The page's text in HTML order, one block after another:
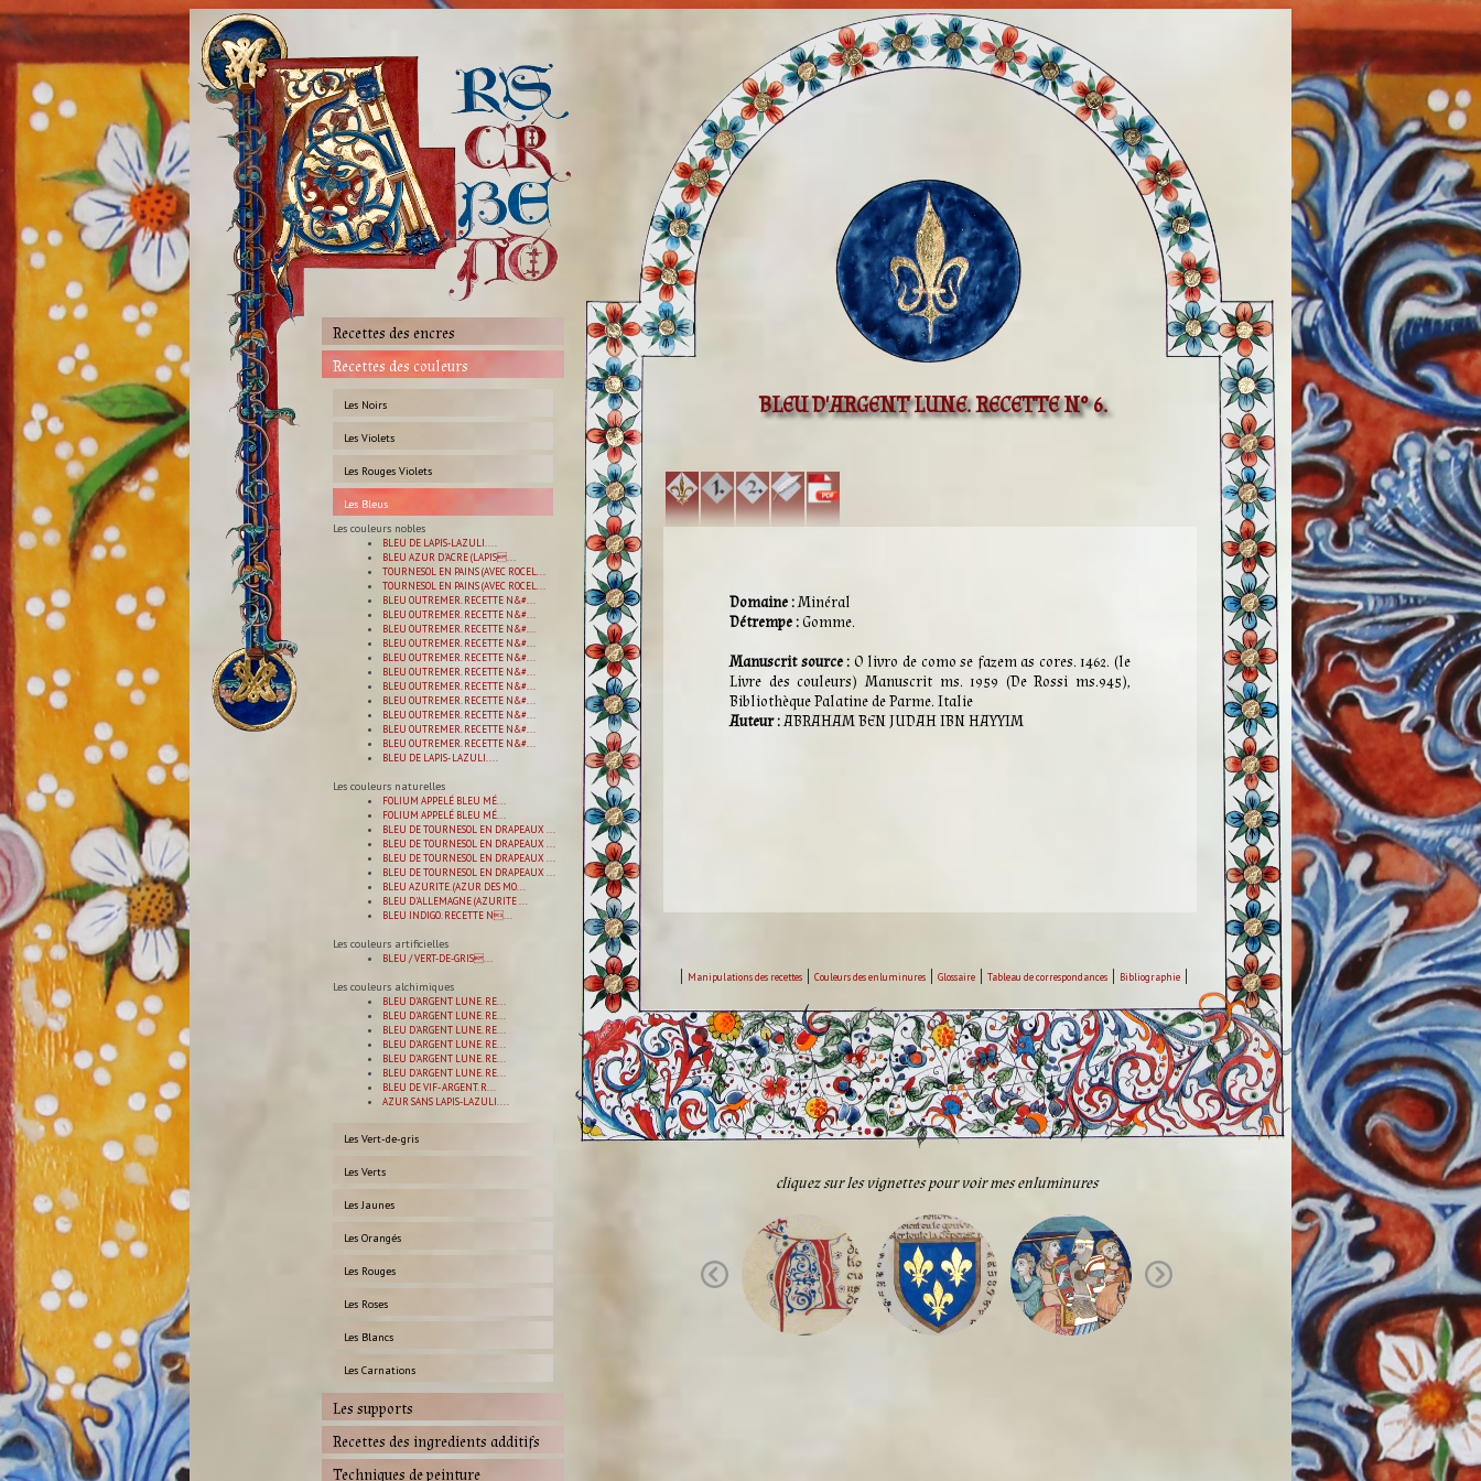
Recettes des encres
Recettes des couleurs
Les Noirs
Les Violets
Les Rouges Violets
Les Bleus
Les couleurs nobles
BLEU DE LAPIS-LAZULI. ...
BLEU AZUR D'ACRE (LAPIS...
TOURNESOL EN PAINS (AVEC ROCEL...
TOURNESOL EN PAINS (AVEC ROCEL...
BLEU OUTREMER. RECETTE N&#...
BLEU OUTREMER. RECETTE N&#...
BLEU OUTREMER. RECETTE N&#...
BLEU OUTREMER. RECETTE N&#...
BLEU OUTREMER. RECETTE N&#...
BLEU OUTREMER. RECETTE N&#...
BLEU OUTREMER. RECETTE N&#...
BLEU OUTREMER. RECETTE N&#...
BLEU OUTREMER. RECETTE N&#...
BLEU OUTREMER. RECETTE N&#...
BLEU OUTREMER. RECETTE N&#...
BLEU DE LAPIS- LAZULI....
Les couleurs naturelles
FOLIUM APPELÉ BLEU MÉ...
FOLIUM APPELÉ BLEU MÉ...
BLEU DE TOURNESOL EN DRAPEAUX ...
BLEU DE TOURNESOL EN DRAPEAUX ...
BLEU DE TOURNESOL EN DRAPEAUX ...
BLEU DE TOURNESOL EN DRAPEAUX ...
BLEU AZURITE. (AZUR DES MO...
BLEU D'ALLEMAGNE (AZURITE ...
BLEU INDIGO. RECETTE N...
Les couleurs artificielles
BLEU / VERT-DE-GRIS...
Les couleurs alchimiques
BLEU D'ARGENT LUNE. RE...
BLEU D'ARGENT LUNE. RE...
BLEU D'ARGENT LUNE. RE...
BLEU D'ARGENT LUNE. RE...
BLEU D'ARGENT LUNE. RE...
BLEU D'ARGENT LUNE. RE...
BLEU DE VIF- ARGENT. R...
AZUR SANS LAPIS-LAZULI....
Les Vert-de-gris
Les Verts
Les Jaunes
Les Orangés
Les Rouges
Les Roses
Les Blancs
Les Carnations
Les supports
Recettes des ingredients additifs
Techniques de peinture
BLEU D'ARGENT LUNE. RECETTE N° 6.
Domaine :Minéral
Détrempe :Gomme.
Manuscrit source : O livro de como se fazem as cores. 1462. (le
Livre des couleurs) Manuscrit ms. 1959 (De Rossi ms.945),
Bibliothèque Palatine de Parme. Italie
Auteur :ABRAHAM BEN JUDAH IBN HAYYIM
| Manipulations des recettes| Couleurs des enluminures| Glossaire| Tableau de correspondances| Bibliographie|
cliquez sur les vignettes pour voir mes enluminures